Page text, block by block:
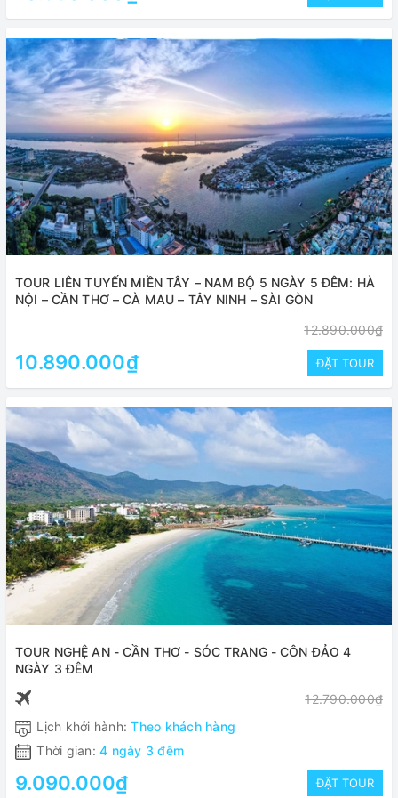
TOUR LIÊN TUYẾN MIỀN TÂY – NAM BỘ 5 NGÀY 5 ĐÊM: HÀ
NỘI – CẦN THƠ – CÀ MAU – TÂY NINH – SÀI GÒN
12.890.000₫
10.890.000₫ ĐẶT TOUR
TOUR NGHỆ AN - CẦN THƠ - SÓC TRANG - CÔN ĐẢO 4
NGÀY 3 ĐÊM
12.790.000₫
Lịch khởi hành:Theo khách hàng
Thời gian: 4 ngày 3 đêm
9.090.000₫ ĐẶT TOUR